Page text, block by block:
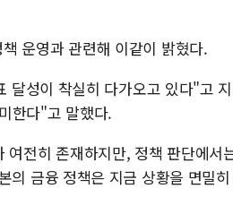
운영과 관련해 이같이 밝혔다.
달성이 착실히 다가오고 있다"고
한다"고 말했다.
전히 존재하지만, 정책 판단에서
금융 정책은 지금 상황을 면밀